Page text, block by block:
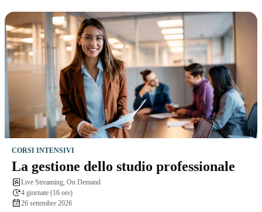
CORSI INTENSIVI
La gestione dello studio professionale
Live Streaming, On Demand
4 giornate (16 ore)
26 settembre 2026